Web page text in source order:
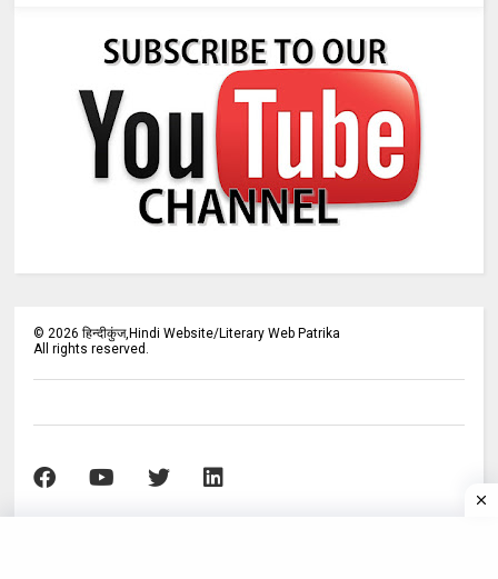
©2026 हिन्दीकुंज,Hindi Website/Literary Web Patrika
All rights reserved.